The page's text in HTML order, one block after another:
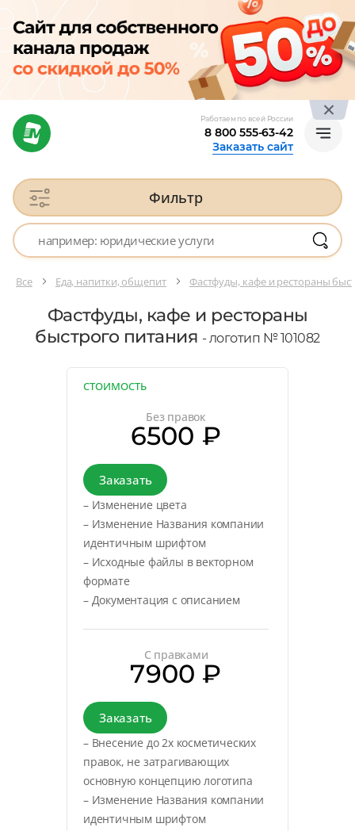
Работаем по всей России
8 800 555-63-42
Заказать сайт
Фильтр
Все Еда, напитки, общепит Фастфуды, кафе и рестораны
Фастфуды, кафе и рестораны
быстрого питания - логотип № 101082
СТОИМОСТЬ
Без правок
6500 ₽
Заказать
– Изменение цвета
– Изменение Названия компании
идентичным шрифтом
– Исходные файлы в векторном
формате
– Документация с описанием
С правками
7900 ₽
Заказать
– Внесение до 2х косметических
правок, не затрагивающих
основную концепцию логотипа
– Изменение Названия компании
идентичным шрифтом